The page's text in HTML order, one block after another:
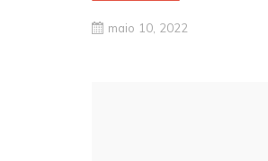
maio 10, 2022